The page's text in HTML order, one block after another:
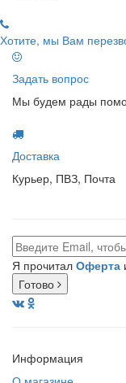
Хотите, мы Вам
Задать вопрос
Мы будем рады
Доставка
Курьер, ПВЗ, Почта
Я прочитал Оферта
Готово
Информация